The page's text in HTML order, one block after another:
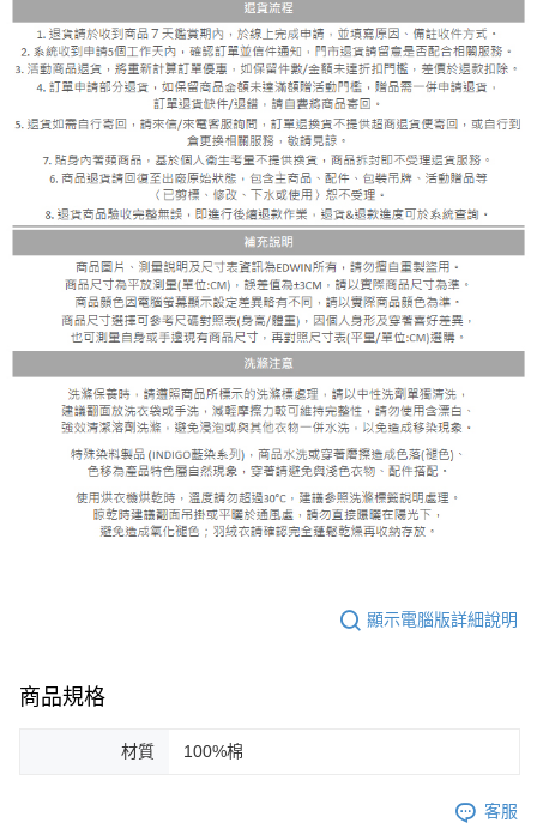
顯示電腦版詳細說明
商品規格
材質 100%棉
客服